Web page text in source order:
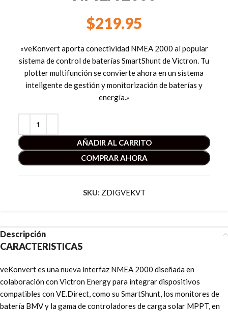
$219.95
«veKonvert aporta conectividad NMEA 2000 al popular
sistema de control de baterías SmartShunt de Victron. Tu
plotter multifunción se convierte ahora en un sistema
inteligente de gestión y monitorización de baterías y
energía.»
AÑADIR AL CARRITO
COMPRAR AHORA
SKU: ZDIGVEKVT
Descripción
CARACTERISTICAS
veKonvert es una nueva interfaz NMEA 2000 diseñada en
colaboración con Victron Energy para integrar dispositivos
compatibles con VE.Direct, como su SmartShunt, los monitores de
batería BMV y la gama de controladores de carga solar MPPT, en